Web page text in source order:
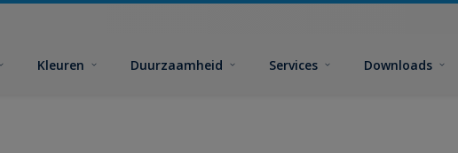
Kleuren Duurzaamheid Services Downloads